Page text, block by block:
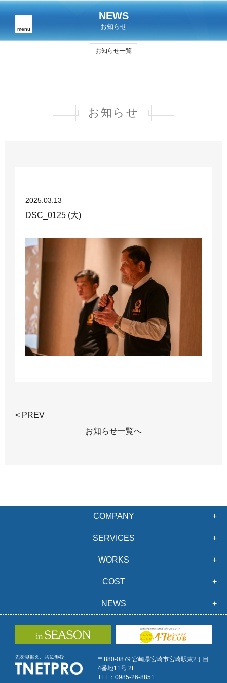
menu
NEWS
お知らせ
お知らせ一覧
お知らせ
2025.03.13
DSC_0125 (大)
< PREV
お知らせ一覧へ
COMPANY
SERVICES
WORKS
COST
NEWS
〒880-0879 宮崎県宮崎市宮崎駅東2丁目
4番地11号 2F
TEL：0985-26-8851